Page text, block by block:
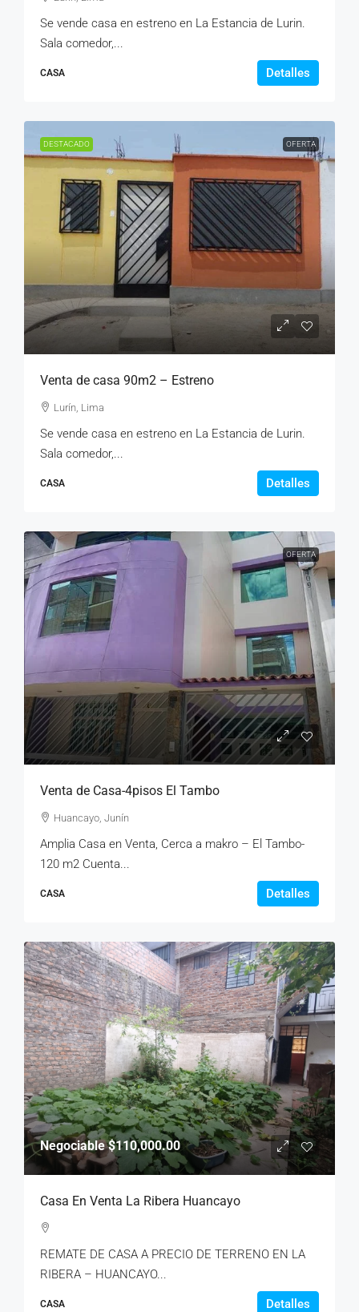
Se vende casa en estreno en La Estancia de Lurin.
Sala comedor,...
CASA Detalles
DESTACADO OFERTA
Venta de casa 90m2 – Estreno
Lurín, Lima
Se vende casa en estreno en La Estancia de Lurin.
Sala comedor,...
CASA Detalles
OFERTA
Venta de Casa-4pisos El Tambo
Huancayo, Junín
Amplia Casa en Venta, Cerca a makro – El Tambo-
120 m2 Cuenta...
CASA Detalles
Negociable$110,000.00
Casa En Venta La Ribera Huancayo
REMATE DE CASA A PRECIO DE TERRENO EN LA
RIBERA – HUANCAYO...
CASA Detalles